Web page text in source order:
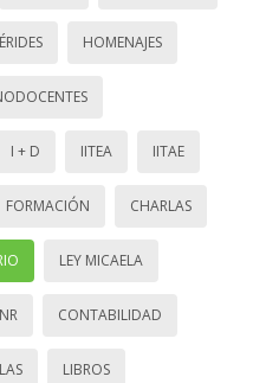
HOMENAJES
I + D IITEA IITAE
FORMACIÓN CHARLAS
LEY MICAELA
CONTABILIDAD
LIBROS